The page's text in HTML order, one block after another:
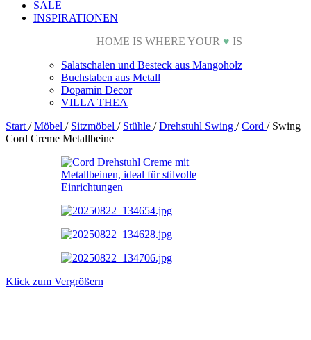
SALE
INSPIRATIONEN
HOME IS WHERE YOUR ♥ IS
Salatschalen und Besteck aus Mangoholz
Buchstaben aus Metall
Dopamin Decor
VILLA THEA
Start / Möbel / Sitzmöbel / Stühle / Drehstuhl Swing / Cord / Swing
Cord Creme Metallbeine
Klick zum Vergrößern